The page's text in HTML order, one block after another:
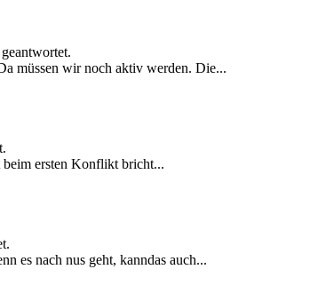
geantwortet.
müssen wir noch aktiv werden. Die...
beim ersten Konflikt bricht...
es nach nus geht, kanndas auch...